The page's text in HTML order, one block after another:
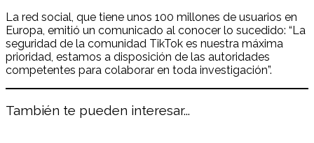
La red social, que tiene unos 100 millones de usuarios en
Europa, emitió un comunicado al conocer lo sucedido: “La
seguridad de la comunidad TikTok es nuestra máxima
prioridad, estamos a disposición de las autoridades
competentes para colaborar en toda investigación”.
También te pueden interesar...